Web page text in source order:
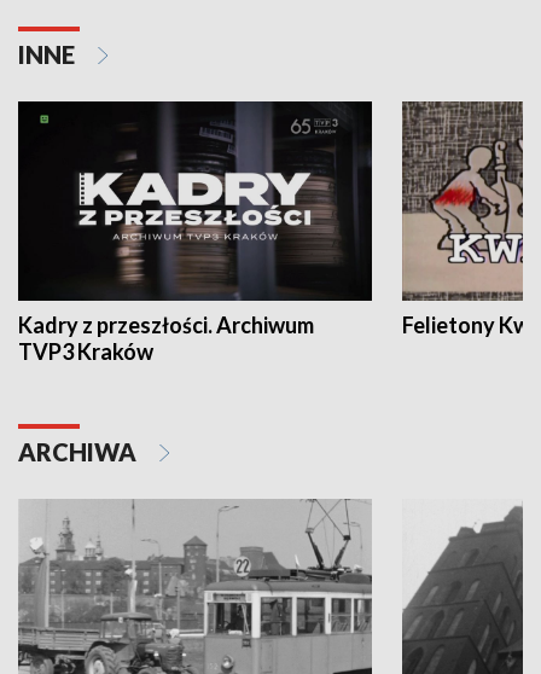
INNE
Kadry z przeszłości. Archiwum
TVP3 Kraków
Felietony
ARCHIWA